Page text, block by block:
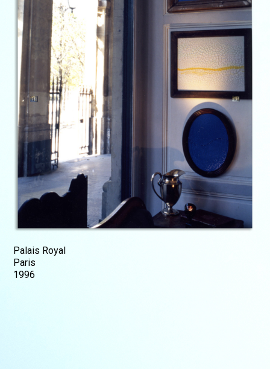
Téléchargements
Palais Royal
Paris
1996